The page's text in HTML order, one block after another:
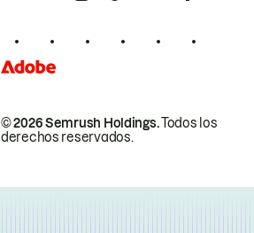
© 2026 Semrush Holdings.Todos los
derechos reservados.